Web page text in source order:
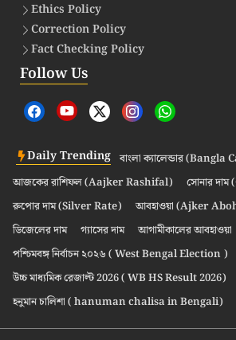
Ethics Policy
Correction Policy
Fact Checking Policy
Follow Us
Daily Trending বাংলা ক্যালেন্ডার
আজকের রাশিফল (Aajker Rashifal)
সোনার
রুপোর দাম (Silver Rate)
আবহাওয়া (Ajker
ডিজেলের দাম
গ্যাসের দাম
আগামীকালের আবহাওয়া
পশ্চিমবঙ্গ নির্বাচন ২০২৬ ( West Bengal Election )
উচ্চ মাধ্যমিক রেজাল্ট 2026 ( WB HS Result 2026)
হনুমান চালিশা ( hanuman chalisa in Bengali)